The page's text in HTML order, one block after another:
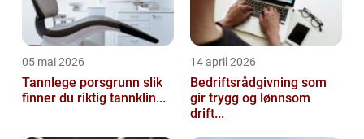
05 mai 2026
Tannlege porsgrunn slik
finner du riktig tannklin...
14 april 2026
Bedriftsrådgivning som
gir trygg og lønnsom
drift...